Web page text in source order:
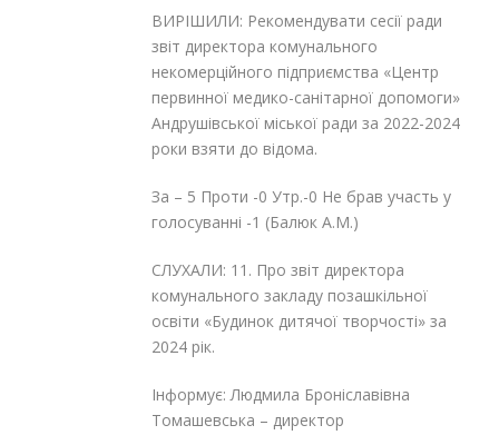
ВИРІШИЛИ: Рекомендувати сесії ради
звіт директора комунального
некомерційного підприємства «Центр
первинної медико-санітарної допомоги»
Андрушівської міської ради за 2022-2024
роки взяти до відома.
За – 5 Проти -0 Утр.-0 Не брав участь у
голосуванні -1 (Балюк А.М.)
СЛУХАЛИ: 11. Про звіт директора
комунального закладу позашкільної
освіти «Будинок дитячої творчості» за
2024 рік.
Інформує: Людмила Броніславівна
Томашевська – директор